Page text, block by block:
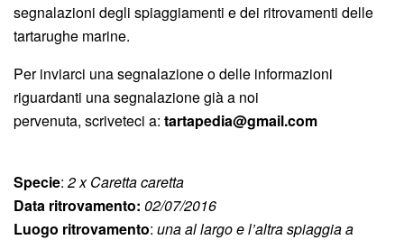
segnalazioni degli spiaggiamenti e dei ritrovamenti delle
tartarughe marine.
Per inviarci una segnalazione o delle informazioni
riguardanti una segnalazione già a noi
pervenuta, scriveteci a: tartapedia@gmail.com
Specie:2 x Caretta caretta
Data ritrovamento: 02/07/2016
Luogo ritrovamento: una al largo e l’altra spiaggia a